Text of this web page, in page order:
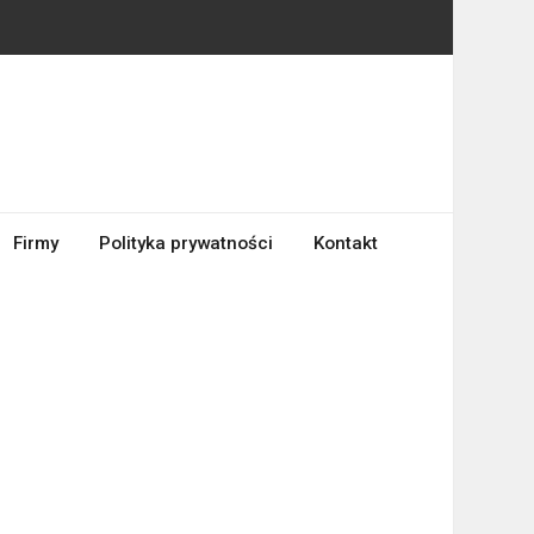
Firmy Polityka prywatności Kontakt